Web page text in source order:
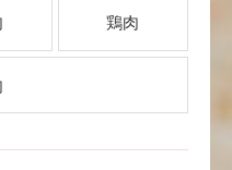
鶏肉